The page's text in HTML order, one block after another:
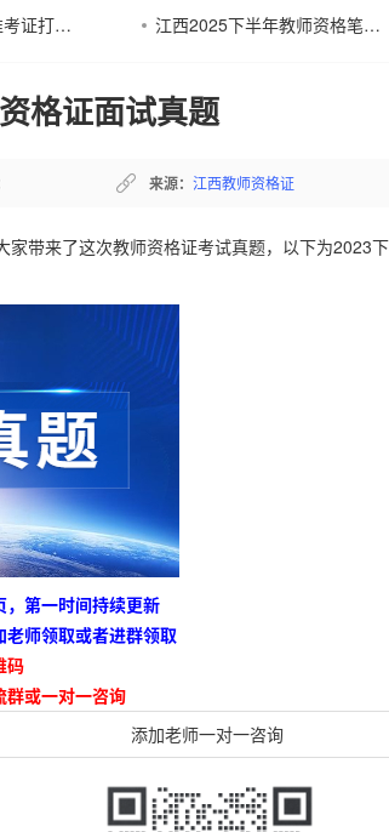
江西25下教资笔试准考证打印通知 江西2025下半年教师资格笔试考前告知书
格证面试真题
来源： 江西教师资格证
家带来了这次教师资格证考试真题，以下为2023
第一时间持续更新
师领取或者进群领取
码
群或一对一咨询
添加老师一对一咨询